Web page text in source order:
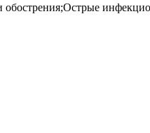
обострения;Острые